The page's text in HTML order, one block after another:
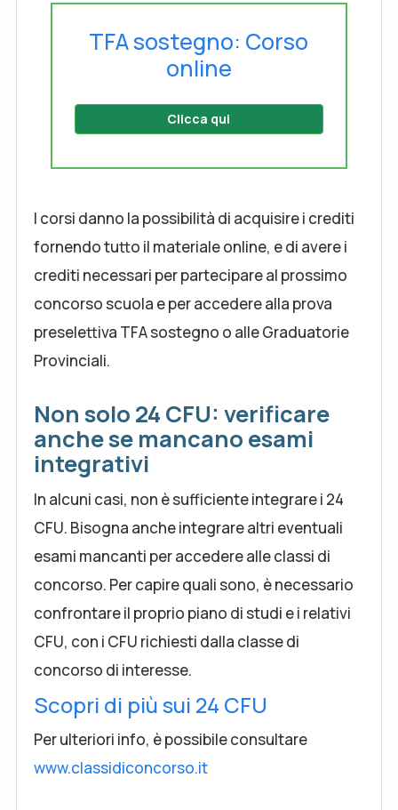
TFA sostegno: Corso
online
Clicca qui
I corsi danno la possibilità di acquisire i crediti
fornendo tutto il materiale online, e di avere i
crediti necessari per partecipare al prossimo
concorso scuola e per accedere alla prova
preselettiva TFA sostegno o alle Graduatorie
Provinciali.
Non solo 24 CFU: verificare
anche se mancano esami
integrativi
In alcuni casi, non è sufficiente integrare i 24
CFU. Bisogna anche integrare altri eventuali
esami mancanti per accedere alle classi di
concorso. Per capire quali sono, è necessario
confrontare il proprio piano di studi e i relativi
CFU, con i CFU richiesti dalla classe di
concorso di interesse.
Scopri di più sui 24 CFU
Per ulteriori info, è possibile consultare
www.classidiconcorso.it